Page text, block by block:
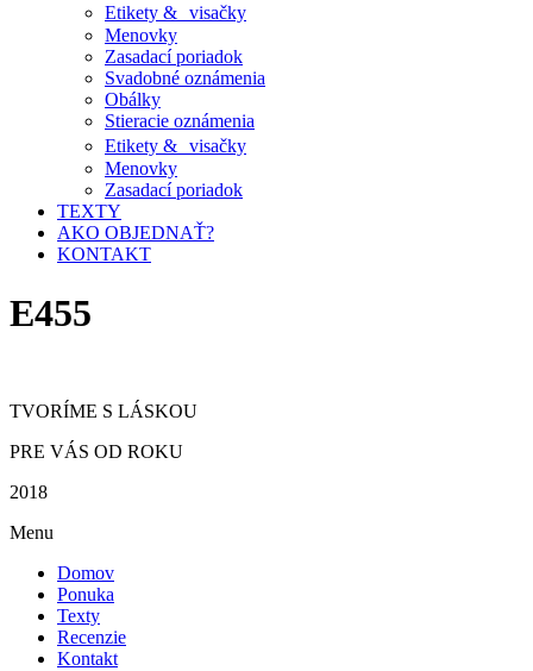
Etikety & visačky
Menovky
Zasadací poriadok
Svadobné oznámenia
Obálky
Stieracie oznámenia
Etikety & visačky
Menovky
Zasadací poriadok
TEXTY
AKO OBJEDNAŤ?
KONTAKT
E455
TVORÍME S LÁSKOU
PRE VÁS OD ROKU
2018
Menu
Domov
Ponuka
Texty
Recenzie
Kontakt